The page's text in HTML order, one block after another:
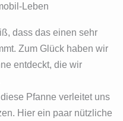
Leben
dass das einen sehr
Zum Glück haben wir
entdeckt, die wir
Pfanne verleitet uns
Hier ein paar nützliche